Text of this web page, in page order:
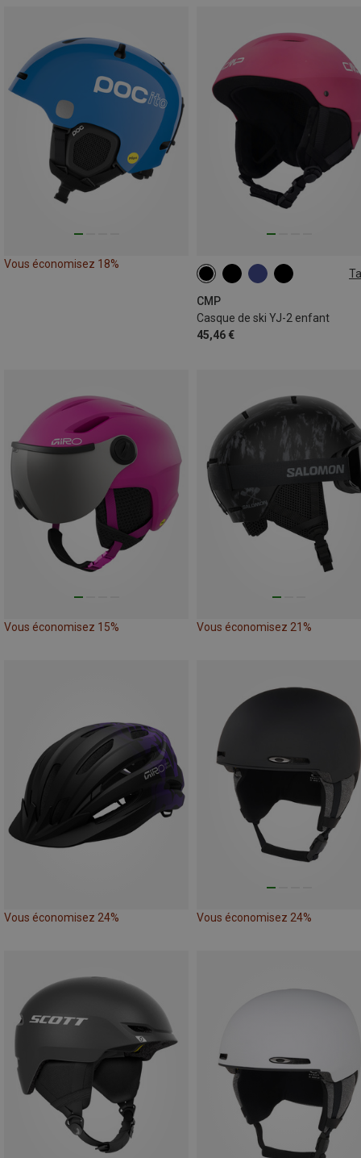
Vous économisez 18%
CMP
Casque de ski YJ-2 enfant
45,46 €
47-51CM 50-54CM
Vous économisez 15% Vous économisez 21%
Vous économisez 24% Vous économisez 24%